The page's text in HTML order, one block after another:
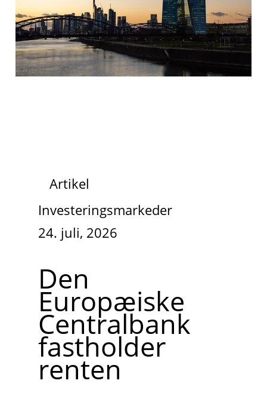
Artikel
Investeringsmarkeder
24. juli, 2026
Den
Europæiske
Centralbank
fastholder
renten